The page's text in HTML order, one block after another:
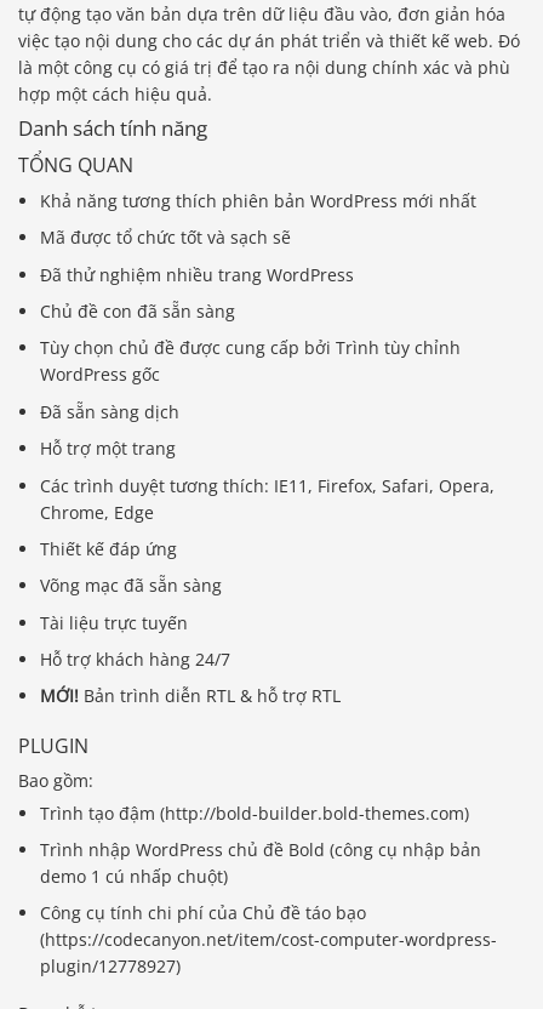
tự động tạo văn bản dựa trên dữ liệu đầu vào, đơn giản hóa
việc tạo nội dung cho các dự án phát triển và thiết kế web. Đó
là một công cụ có giá trị để tạo ra nội dung chính xác và phù
hợp một cách hiệu quả.
Danh sách tính năng
TỔNG QUAN
Khả năng tương thích phiên bản WordPress mới nhất
Mã được tổ chức tốt và sạch sẽ
Đã thử nghiệm nhiều trang WordPress
Chủ đề con đã sẵn sàng
Tùy chọn chủ đề được cung cấp bởi Trình tùy chỉnh
WordPress gốc
Đã sẵn sàng dịch
Hỗ trợ một trang
Các trình duyệt tương thích: IE11, Firefox, Safari, Opera,
Chrome, Edge
Thiết kế đáp ứng
Võng mạc đã sẵn sàng
Tài liệu trực tuyến
Hỗ trợ khách hàng 24/7
MỚI! Bản trình diễn RTL & hỗ trợ RTL
PLUGIN
Bao gồm:
Trình tạo đậm (http://bold-builder.bold-themes.com)
Trình nhập WordPress chủ đề Bold (công cụ nhập bản
demo 1 cú nhấp chuột)
Công cụ tính chi phí của Chủ đề táo bạo
(https://codecanyon.net/item/cost-computer-wordpress-
plugin/12778927)